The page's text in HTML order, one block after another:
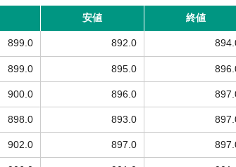
安値 終値
899.0 892.0
899.0 895.0
900.0 896.0
898.0 893.0
902.0 897.0